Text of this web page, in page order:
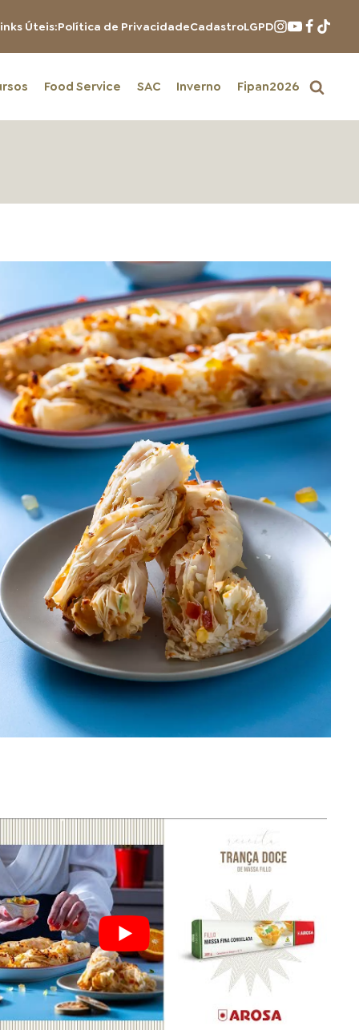
Úteis:Política de PrivacidadeCadastroLGPD
Food Service SAC Inverno Fipan2026
DISTRIBUIDORES E REPRESENTANTES
AGENDA DE CURSOS
ACESSO PARA PARCEIROS